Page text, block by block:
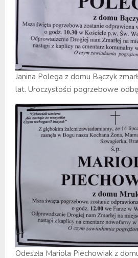
Janina Polega z domu Bączyk
lat. Uroczystości pogrzebowe
Odeszła Mariola Piechowiak z